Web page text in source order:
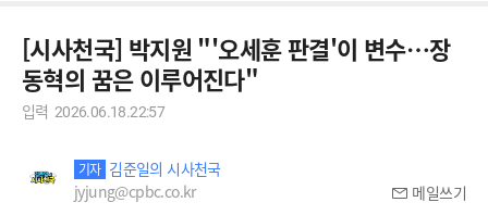
[시사천국] 박지원 "'오세훈 판결'이 변수…장
동혁의 꿈은 이루어진다"
입력 2026.06.18.22:57
기자 김준일의 시사천국
jyjung@cpbc.co.kr
메일쓰기